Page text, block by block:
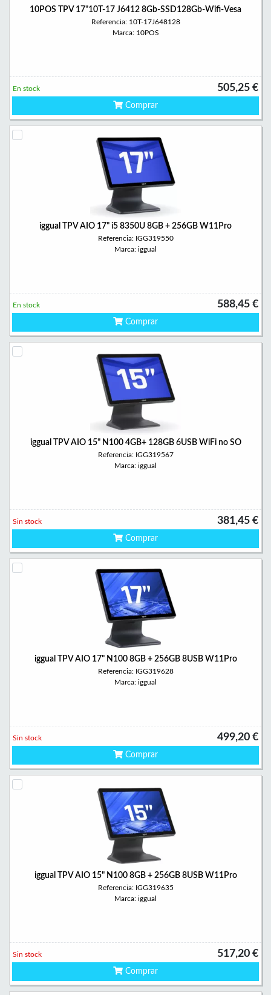
10POS TPV 17"10T-17 J6412 8Gb-SSD128Gb-Wifi-Vesa
Referencia: 10T-17J648128
Marca: 10POS
505,25 €
En stock
Comprar
iggual TPV AIO 17" i5 8350U 8GB + 256GB W11Pro
Referencia: IGG319550
Marca: iggual
588,45 €
En stock
Comprar
iggual TPV AIO 15" N100 4GB+ 128GB 6USB WiFi no SO
Referencia: IGG319567
Marca: iggual
381,45 €
Sin stock
Comprar
iggual TPV AIO 17" N100 8GB + 256GB 8USB W11Pro
Referencia: IGG319628
Marca: iggual
499,20 €
Sin stock
Comprar
iggual TPV AIO 15" N100 8GB + 256GB 8USB W11Pro
Referencia: IGG319635
Marca: iggual
517,20 €
Sin stock
Comprar